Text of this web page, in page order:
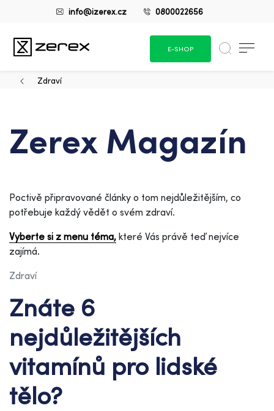
info@izerex.cz 0800022656
E-SHOP
Zdraví
Zerex Magazín
Poctivě připravované články o tom nejdůležitějším, co
potřebuje každý vědět o svém zdraví.
Vyberte si z menu téma, které Vás právě teď nejvíce
zajímá.
Zdraví
Znáte 6
nejdůležitějších
vitamínů pro lidské
tělo?